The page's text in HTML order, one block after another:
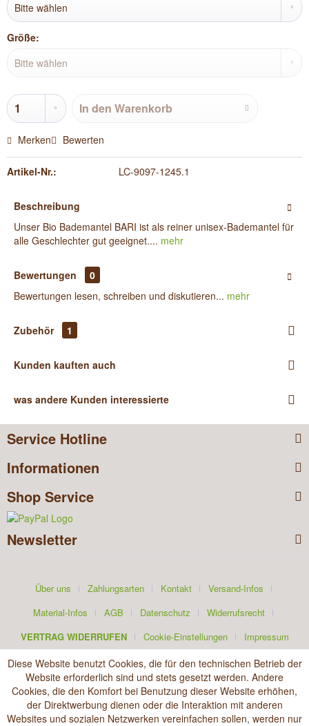
Größe:
In den Warenkorb
Merken Bewerten
Artikel-Nr.: LC-9097-1245.1
Beschreibung
Unser Bio Bademantel BARI ist als reiner unisex-Bademantel für
alle Geschlechter gut geeignet.... mehr
Bewertungen
0
Bewertungen lesen, schreiben und diskutieren... mehr
Zubehör 1
Kunden kauften auch
was andere Kunden interessierte
Service Hotline
Informationen
Shop Service
Newsletter
Über uns Zahlungsarten Kontakt
Versand-Infos
Material-Infos
AGB Datenschutz
Widerrufsrecht
VERTRAG WIDERRUFEN
Cookie-Einstellungen Impressum
Diese Website benutzt Cookies, die für den technischen Betrieb der
Website erforderlich sind und stets gesetzt werden. Andere
Cookies, die den Komfort bei Benutzung dieser Website erhöhen,
der Direktwerbung dienen oder die Interaktion mit anderen
Websites und sozialen Netzwerken vereinfachen sollen, werden nur